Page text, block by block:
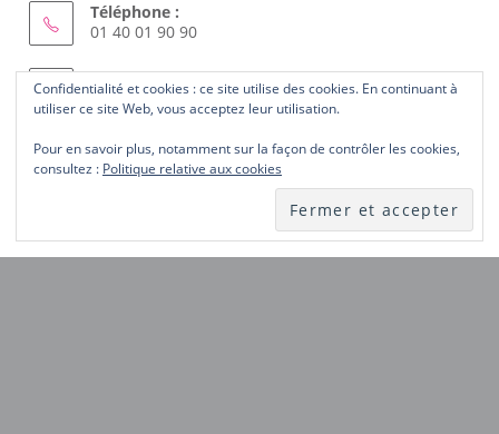
Téléphone :
01 40 01 90 90
Courriel :
femmes.solidaires@wanadoo.frS’ouvre
dans
application
ABONNEZ-VOUS AU SITE
Confidentialité et cookies : ce site utilise des cookies. En continuant à
utiliser ce site Web, vous acceptez leur utilisation.
Pour en savoir plus, notamment sur la façon de contrôler les cookies,
consultez : Politique relative aux cookies